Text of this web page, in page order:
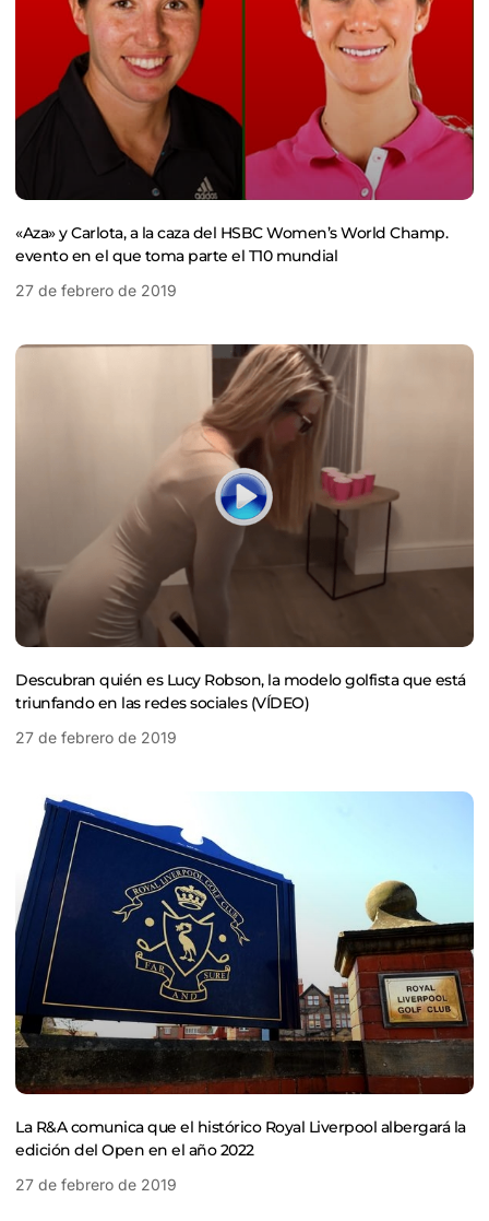
«Aza» y Carlota, a la caza del HSBC Women’s World Champ.
evento en el que toma parte el T10 mundial
27 de febrero de 2019
Descubran quién es Lucy Robson, la modelo golfista que está
triunfando en las redes sociales (VÍDEO)
27 de febrero de 2019
La R&A comunica que el histórico Royal Liverpool albergará la
edición del Open en el año 2022
27 de febrero de 2019